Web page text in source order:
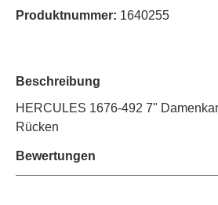
Produktnummer: 1640255
Beschreibung
HERCULES 1676-492 7"
Rücken
Bewertungen